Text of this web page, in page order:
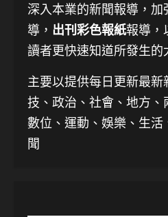
深入本業的新聞報導，
導， 出刊彩色報紙報導，
讀者更快速知道所發生的
主要以提供每日更新最新
技、 政治、社會、地方、
數位、運動、娛樂、生
聞